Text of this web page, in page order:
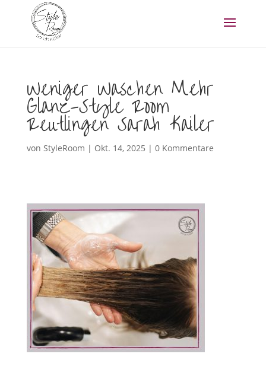
Weniger Waschen Mehr
Glanz-Style Room
Reutlingen Sarah Kailer
von StyleRoom | Okt. 14, 2025 | 0 Kommentare